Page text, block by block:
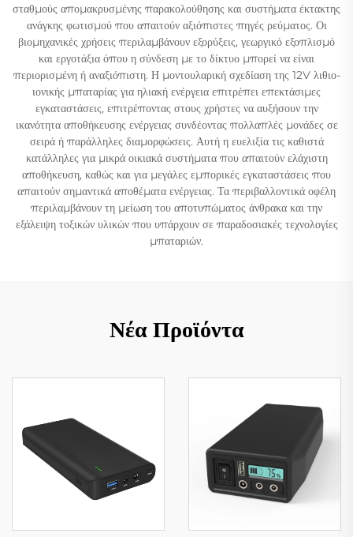
σταθμούς απομακρυσμένης παρακολούθησης και συστήματα έκτακτης
ανάγκης φωτισμού που απαιτούν αξιόπιστες πηγές ρεύματος. Οι
βιομηχανικές χρήσεις περιλαμβάνουν εξορύξεις, γεωργικό εξοπλισμό
και εργοτάξια όπου η σύνδεση με το δίκτυο μπορεί να είναι
περιορισμένη ή αναξιόπιστη. Η μοντουλαρική σχεδίαση της 12V λιθιο-
ιονικής μπαταρίας για ηλιακή ενέργεια επιτρέπει επεκτάσιμες
εγκαταστάσεις, επιτρέποντας στους χρήστες να αυξήσουν την
ικανότητα αποθήκευσης ενέργειας συνδέοντας πολλαπλές μονάδες σε
σειρά ή παράλληλες διαμορφώσεις. Αυτή η ευελιξία τις καθιστά
κατάλληλες για μικρά οικιακά συστήματα που απαιτούν ελάχιστη
αποθήκευση, καθώς και για μεγάλες εμπορικές εγκαταστάσεις που
απαιτούν σημαντικά αποθέματα ενέργειας. Τα περιβαλλοντικά οφέλη
περιλαμβάνουν τη μείωση του αποτυπώματος άνθρακα και την
εξάλειψη τοξικών υλικών που υπάρχουν σε παραδοσιακές τεχνολογίες
μπαταριών.
Νέα Προϊόντα